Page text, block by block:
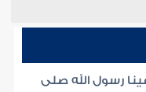
رسول الله صلى